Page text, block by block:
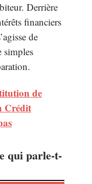
Derrière
financiers
de
simples
de
Crédit
qui parle-t-